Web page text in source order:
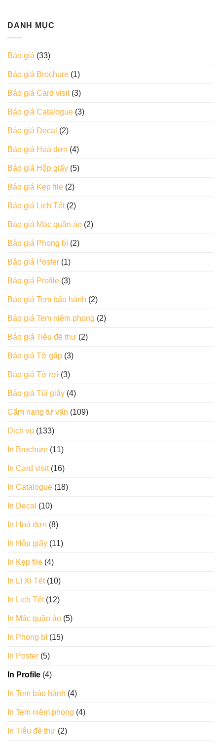
DANH MỤC
Báo giá (33)
Báo giá Brochure (1)
Báo giá Card visit(3)
Báo giá Catalogue (3)
Báo giá Decal (2)
Báo giá Hoá đơn (4)
Báo giá Hộp giấy (5)
Báo giá Kẹp file (2)
Báo giá Lịch Tết(2)
Báo giá Mác quần áo (2)
Báo giá Phong bì (2)
Báo giá Poster (1)
Báo giá Profile (3)
Báo giá Tem bảo hành (2)
Báo giá Tem niêm phong (2)
Báo giá Tiêu đề thư (2)
Báo giá Tờ gấp (3)
Báo giá Tờ rơi (3)
Báo giá Túi giấy (4)
Cẩm nang tư vấn (109)
Dịch vụ (133)
In Brochure (11)
In Card visit(16)
In Catalogue (18)
In Decal (10)
In Hoá đơn (8)
In Hộp giấy (11)
In Kẹp file (4)
In Lì Xì Tết(10)
In Lịch Tết(12)
In Mác quần áo (5)
In Phong bì (15)
In Poster (5)
In Profile (4)
In Tem bảo hành (4)
In Tem niêm phong (4)
In Tiêu đề thư (2)